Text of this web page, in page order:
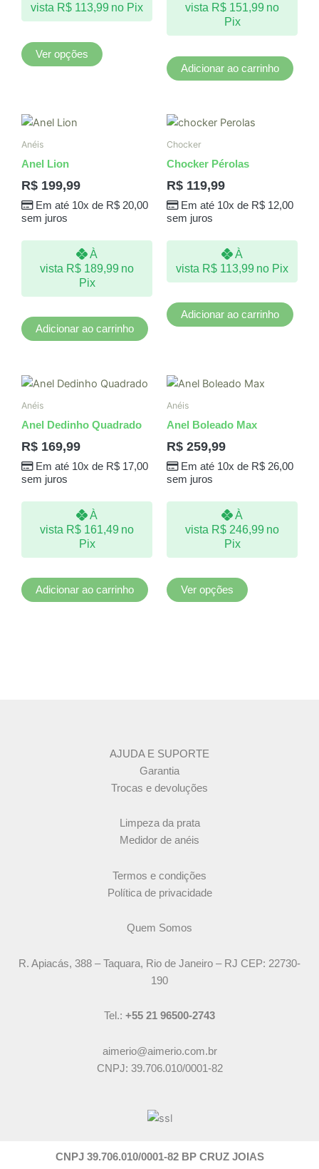
vista R$113,99 no Pix
Ver opções
escolhidas
página
vista R$151,99 no
Pix
Adicionar ao carrinho
Anéis
Anel Lion
R$ 199,99
Em até 10x de R$20,00
sem juros
À
vista R$189,99 no
Pix
Adicionar ao carrinho
Chocker
Chocker Pérolas
R$ 119,99
Em até 10x de R$12,00
sem juros
À
vista R$113,99 no Pix
Adicionar ao carrinho
Anéis
Anel Dedinho Quadrado
R$ 169,99
Em até 10x de R$17,00
sem juros
À
vista R$161,49 no
Pix
Adicionar ao carrinho
Anéis
Anel Boleado Max
R$ 259,99
Em até 10x de R$26,00
sem juros
À
vista R$246,99 no
Pix
Ver opções
Este
As
podem
escolhidas
do
AJUDA E SUPORTE
Garantia
Trocas e devoluções
Limpeza da prata
Medidor de anéis
Termos e condições
Política de privacidade
Quem Somos
R. Apiacás, 388 – Taquara, Rio de Janeiro – RJ CEP: 22730-
190
Tel.: +55 21 96500-2743
aimerio@aimerio.com.br
CNPJ: 39.706.010/0001-82
CNPJ 39.706.010/0001-82 BP CRUZ JOIAS